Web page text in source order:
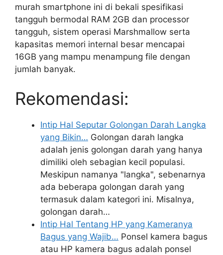
murah smartphone ini di bekali spesifikasi
tangguh bermodal RAM 2GB dan processor
tangguh, sistem operasi Marshmallow serta
kapasitas memori internal besar mencapai
16GB yang mampu menampung file dengan
jumlah banyak.
Rekomendasi:
Intip Hal Seputar Golongan Darah Langka
yang Bikin… Golongan darah langka
adalah jenis golongan darah yang hanya
dimiliki oleh sebagian kecil populasi.
Meskipun namanya "langka", sebenarnya
ada beberapa golongan darah yang
termasuk dalam kategori ini. Misalnya,
golongan darah…
Intip Hal Tentang HP yang Kameranya
Bagus yang Wajib… Ponsel kamera bagus
atau HP kamera bagus adalah ponsel